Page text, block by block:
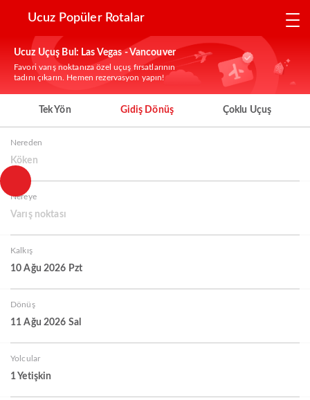
Ucuz Popüler Rotalar
Ucuz Uçuş Bul: Las Vegas - Vancouver
Favori varış noktanıza özel uçuş fırsatlarının
tadını çıkarın. Hemen rezervasyon yapın!
Tek Yön Gidiş Dönüş Çoklu Uçuş
Nereden
Köken
Nereye
Varış noktası
Kalkış
10 Ağu 2026 Pzt
Dönüş
11 Ağu 2026 Sal
Yolcular
1 Yetişkin